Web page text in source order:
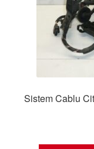
Sistem Cablu